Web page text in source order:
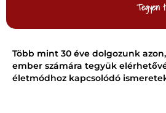
Tegyen
Több mint 30 éve dolgozunk
ember számára tegyük
életmódhoz kapcsolódó